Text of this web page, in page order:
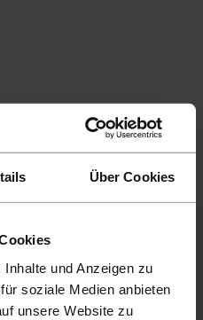
Über Cookies
und Anzeigen zu
soziale Medien anbieten
unsere Website zu